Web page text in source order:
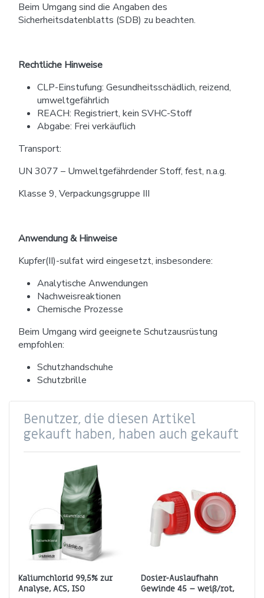
Beim Umgang sind die Angaben des
Sicherheitsdatenblatts (SDB) zu beachten.
Rechtliche Hinweise
CLP-Einstufung: Gesundheitsschädlich, reizend,
umweltgefährlich
REACH: Registriert, kein SVHC-Stoff
Abgabe: Frei verkäuflich
Transport:
UN 3077 – Umweltgefährdender Stoff, fest, n.a.g.
Klasse 9, Verpackungsgruppe III
Anwendung & Hinweise
Kupfer(II)-sulfat wird eingesetzt, insbesondere:
Analytische Anwendungen
Nachweisreaktionen
Chemische Prozesse
Beim Umgang wird geeignete Schutzausrüstung
empfohlen:
Schutzhandschuhe
Schutzbrille
Benutzer, die diesen Artikel
gekauft haben, haben auch gekauft
Kaliumchlorid 99,5% zur
Analyse, ACS, ISO
Dosier-Auslaufhahn
Gewinde 45 – weiß/rot,